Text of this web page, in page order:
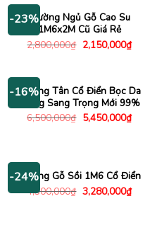
-23%Giường Ngủ Gỗ Cao Su
1M6x2M Cũ Giá Rẻ
2,800,000₫ Giá
gốc
2,150,000₫Giá
hiện
-16%
Giường Tân Cổ Điển Bọc Da
Trắng Sang Trọng Mới 99%
6,500,000₫ Giá
gốc
5,450,000₫Giá
hiện
-24%
Giường Gỗ Sồi 1M6 Cổ Điển
4,300,000₫ Giá
gốc
3,280,000₫Giá
hiện